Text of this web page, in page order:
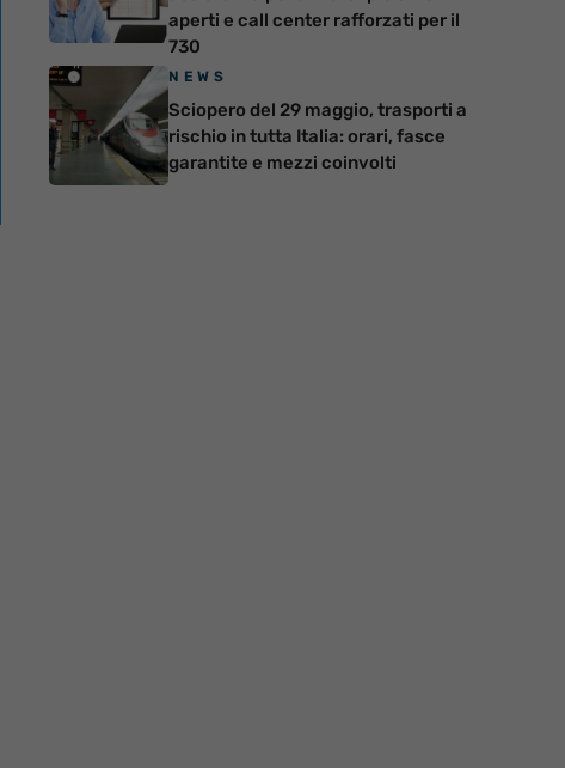
aperti e call center rafforzati per il
730
NEWS
Sciopero del 29 maggio, trasporti a
rischio in tutta Italia: orari, fasce
garantite e mezzi coinvolti